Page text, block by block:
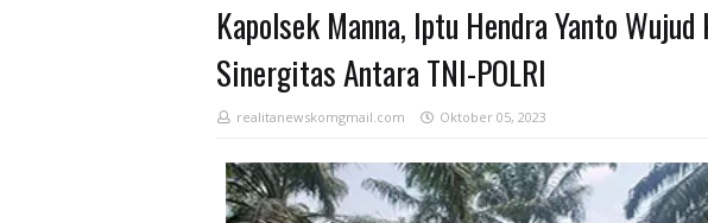
Kapolsek Manna, Iptu Hendra Yanto Wujud
Sinergitas Antara TNI-POLRI
realitanewskomgmail.com Oktober 05, 2023